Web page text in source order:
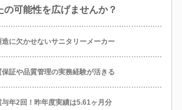
の可能性を広げませんか？
造に欠かせないサニタリーメーカー
保証や品質管理の実務経験が活きる
与年2回！昨年度実績は5.61ヶ月分